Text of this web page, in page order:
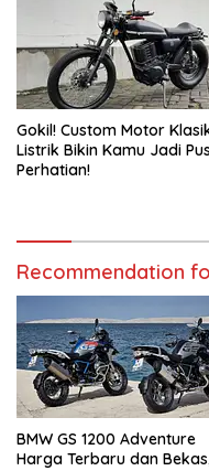
Gokil! Custom Motor
Listrik Bikin Kamu Jadi
Perhatian!
Recommendation
BMW GS 1200 Adventure
Harga Terbaru dan